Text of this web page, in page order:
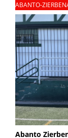
ABANTO-
Abanto